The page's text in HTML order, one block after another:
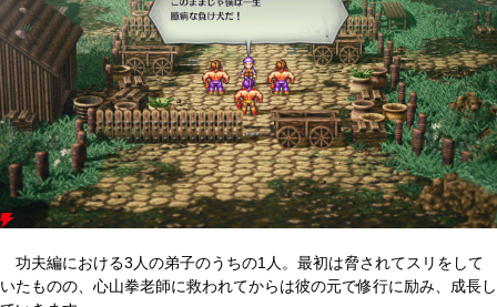
功夫編における3人の弟子のうちの1人。最初は脅されてスリをして
いたものの、心山拳老師に救われてからは彼の元で修行に励み、成長し